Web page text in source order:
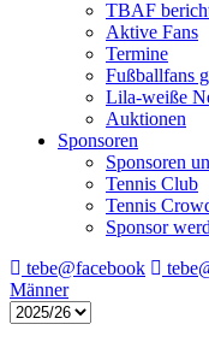
TBAF
Aktive Fans
Termine
Fußballfans
Lila-weiße
Auktionen
Sponsoren
Sponsoren
Tennis Club
Tennis
Sponsor
tebe@facebook
Männer